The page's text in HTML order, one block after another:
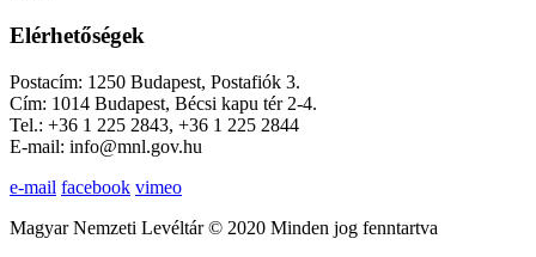
Elérhetőségek
Postacím: 1250 Budapest, Postafiók 3.
Cím: 1014 Budapest, Bécsi kapu tér 2-4.
Tel.: +36 1 225 2843, +36 1 225 2844
E-mail: info@mnl.gov.hu
e-mail facebook vimeo
Magyar Nemzeti Levéltár © 2020 Minden jog fenntartva